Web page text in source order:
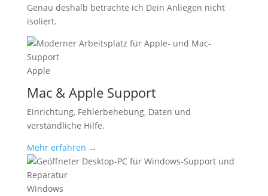
Genau deshalb betrachte ich Dein Anliegen nicht
isoliert.
Apple
Mac & Apple Support
Einrichtung, Fehlerbehebung, Daten und
verständliche Hilfe.
Mehr erfahren →
Windows